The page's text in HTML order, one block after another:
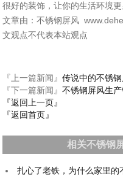
很好的装饰，让你的生活环境更
文章由：不锈钢屏风
文观点不代表本站观点
『上一篇新闻』传说中的不锈
『下一篇新闻』不锈钢屏风生
『返回上一页』
『返回首页』
相关不锈钢
扎心了老铁，为什么家里的